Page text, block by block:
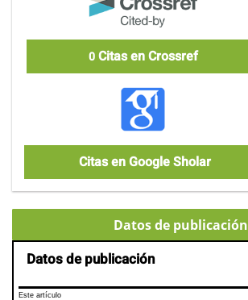
0Citas en Crossref
Citas en Google Sholar
Datos de publicación
Datos de publicación
Este artículo